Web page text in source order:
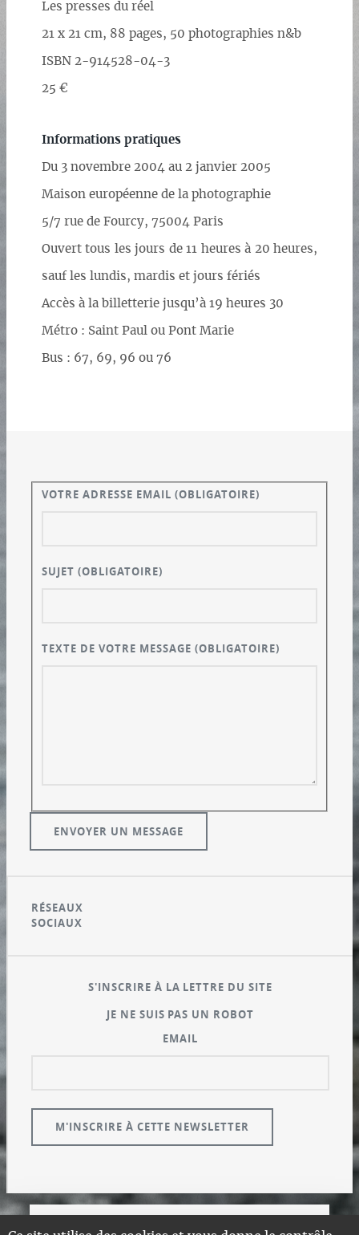
Les presses du réel
21 x 21 cm, 88 pages, 50 photographies n&b
ISBN 2-914528-04-3
25 €
Informations pratiques
Du 3 novembre 2004 au 2 janvier 2005
Maison européenne de la photographie
5/7 rue de Fourcy, 75004 Paris
Ouvert tous les jours de 11 heures à 20 heures,
sauf les lundis, mardis et jours fériés
Accès à la billetterie jusqu’à 19 heures 30
Métro : Saint Paul ou Pont Marie
Bus : 67, 69, 96 ou 76
VOTRE ADRESSE EMAIL(OBLIGATOIRE)
SUJET(OBLIGATOIRE)
TEXTE DE VOTRE MESSAGE(OBLIGATOIRE)
RÉSEAUX
SOCIAUX
S'INSCRIRE À LA LETTRE DU SITE
JE NE SUIS PAS UN ROBOT
EMAIL